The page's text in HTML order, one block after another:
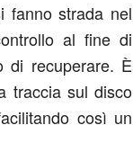
fanno strada nel
al fine di
di recuperare. È
traccia sul disco
così un